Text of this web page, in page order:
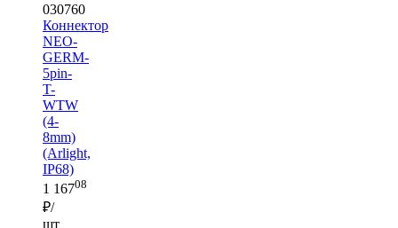
030760
Коннектор
NEO-
GERM-
5pin-
T-
WTW
(4-
8mm)
(Arlight,
IP68)
1 16708
₽/
шт